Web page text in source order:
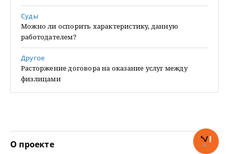
Суды
Можно ли оспорить характеристику, данную
работодателем?
Другое
Расторжение договора на оказание услуг между
физлицами
О проекте